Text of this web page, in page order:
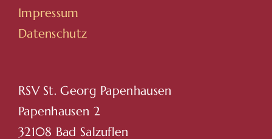
Impressum
Datenschutz
RSV St. Georg Papenhausen
Papenhausen 2
32108 Bad Salzuflen